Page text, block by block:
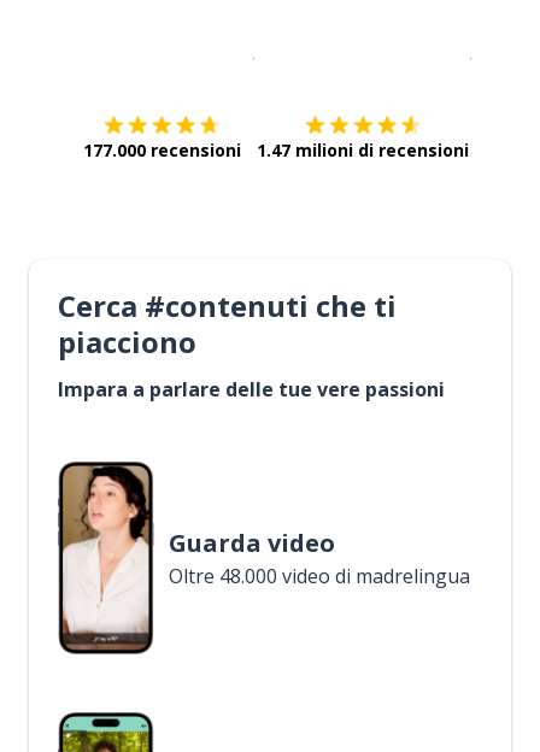
177.000 recensioni 1.47 milioni di recensioni
Cerca #contenuti che ti
piacciono
Impara a parlare delle tue vere passioni
Guarda video
Oltre 48.000 video di madrelingua